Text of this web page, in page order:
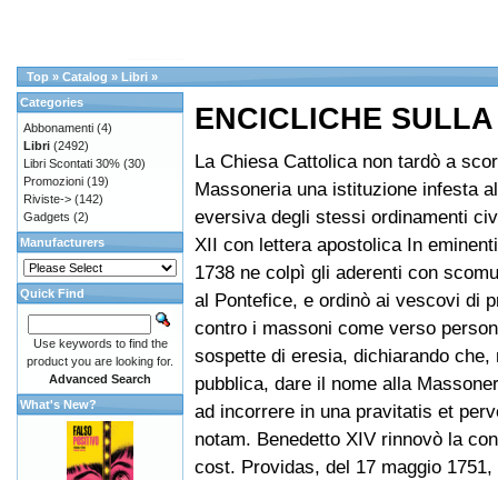
Top » Catalog » Libri »
ENCICLICHE
La Chiesa Cattolica non tardò a
Massoneria una istituzione infesta
eversiva degli stessi ordinamenti
XII con lettera apostolica In
1738 ne colpì gli aderenti con
al Pontefice, e ordinò ai vescovi di
contro i massoni come verso
sospette di eresia, dichiarando che,
pubblica, dare il nome alla
ad incorrere in una pravitatis et
notam. Benedetto XIV rinnovò la
cost. Providas, del 17 maggio
Categories
Abbonamenti (4)
Libri (2492)
Libri Scontati 30% (30)
Promozioni (19)
Riviste-> (142)
Gadgets (2)
Manufacturers
Quick Find
Use keywords to find the
product you are looking for.
Advanced Search
What's New?